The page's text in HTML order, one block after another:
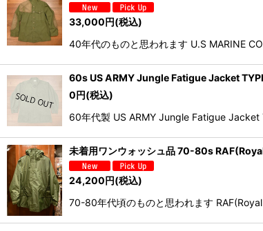
33,000円(税込)
40年代のものと思われます U.S MARINE
60s US ARMY Jungle Fatigue Jacket
0円(税込)
60年代製 US ARMY Jungle Fatigue Jacket
未着用ワンウォッシュ品 70-80s
24,200円(税込)
70-80年代頃のものと思われます